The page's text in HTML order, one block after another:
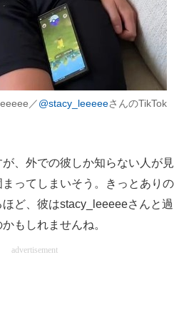
／@stacy_leeeeeさんのTikTok
、外での彼しか知らない人が見
ってしまいそう。きっとありの
ど、彼はstacy_leeeeeさんと過
もしれませんね。
advertisement